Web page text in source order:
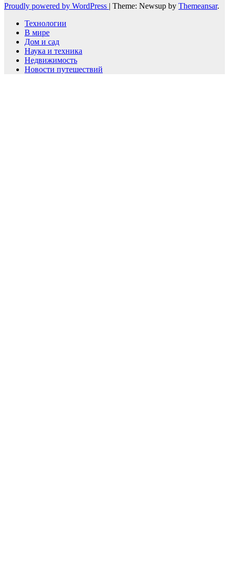
Proudly powered by WordPress | Theme: Newsup by Themeansar.
Технологии
В мире
Дом и сад
Наука и техника
Недвижимость
Новости путешествий